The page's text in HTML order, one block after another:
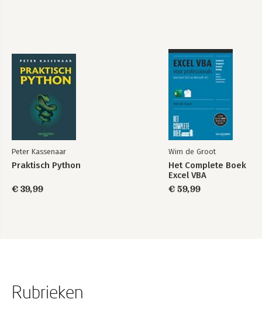
Peter Kassenaar
Praktisch Python
€ 39,99
Wim de Groot
Het Complete Boek
Excel VBA
€ 59,99
Rubrieken